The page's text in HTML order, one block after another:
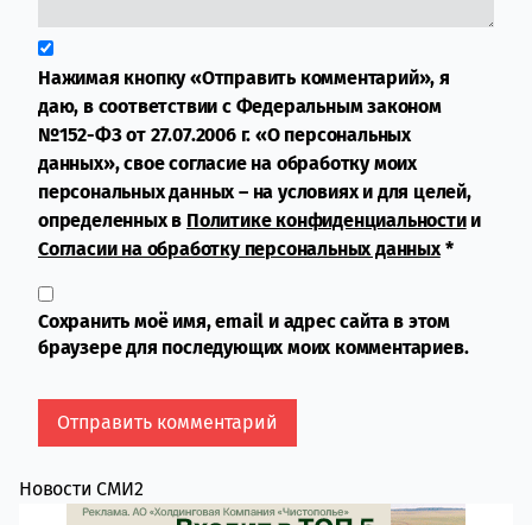
Нажимая кнопку «Отправить комментарий», я
даю, в соответствии с Федеральным законом
№152-ФЗ от 27.07.2006 г. «О персональных
данных», свое согласие на обработку моих
персональных данных – на условиях и для целей,
определенных в Политике конфиденциальностии
Согласии на обработку персональных данных*
Сохранить моё имя, email и адрес сайта в этом
браузере для последующих моих комментариев.
Новости СМИ2